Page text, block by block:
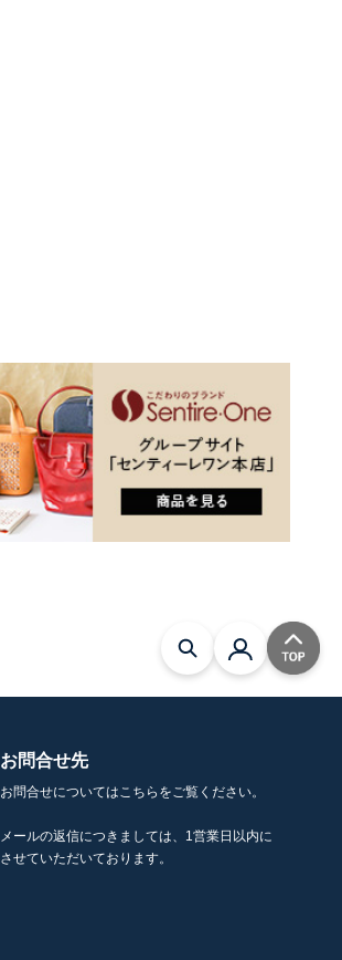
お問合せ先
お問合せについてはこちらをご覧ください。
メールの返信につきましては、1営業日以内に
させていただいております。